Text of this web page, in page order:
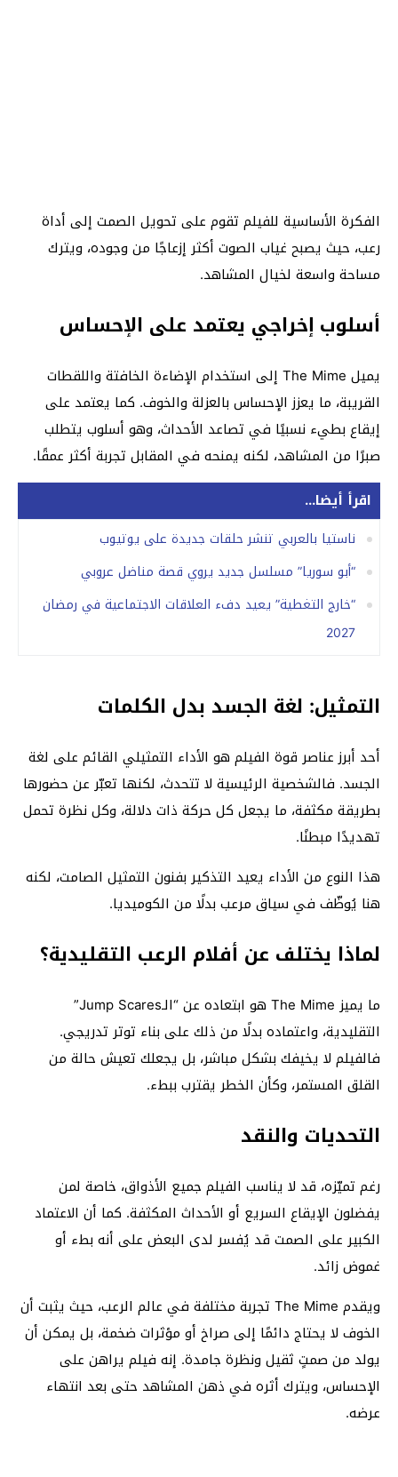
الفكرة الأساسية للفيلم تقوم على تحويل الصمت إلى أداة
رعب، حيث يصبح غياب الصوت أكثر إزعاجًا من وجوده، ويترك
مساحة واسعة لخيال المشاهد.
أسلوب إخراجي يعتمد على الإحساس
يميل The Mime إلى استخدام الإضاءة الخافتة واللقطات
القريبة، ما يعزز الإحساس بالعزلة والخوف. كما يعتمد على
إيقاع بطيء نسبيًا في تصاعد الأحداث، وهو أسلوب يتطلب
صبرًا من المشاهد، لكنه يمنحه في المقابل تجربة أكثر عمقًا.
اقرأ أيضا...
ناستيا بالعربي تنشر حلقات جديدة على يوتيوب
“أبو سوريا” مسلسل جديد يروي قصة مناضل عروبي
“خارج التغطية” يعيد دفء العلاقات الاجتماعية في رمضان
2027
التمثيل: لغة الجسد بدل الكلمات
أحد أبرز عناصر قوة الفيلم هو الأداء التمثيلي القائم على لغة
الجسد. فالشخصية الرئيسية لا تتحدث، لكنها تعبّر عن حضورها
بطريقة مكثفة، ما يجعل كل حركة ذات دلالة، وكل نظرة تحمل
تهديدًا مبطنًا.
هذا النوع من الأداء يعيد التذكير بفنون التمثيل الصامت، لكنه
هنا يُوظّف في سياق مرعب بدلًا من الكوميديا.
لماذا يختلف عن أفلام الرعب التقليدية؟
ما يميز The Mime
هو ابتعاده عن “الـJump Scares”
التقليدية، واعتماده بدلًا من ذلك على بناء توتر تدريجي.
فالفيلم لا يخيفك بشكل مباشر، بل يجعلك تعيش حالة من
القلق المستمر، وكأن الخطر يقترب ببطء.
التحديات والنقد
رغم تميّزه، قد لا يناسب الفيلم جميع الأذواق، خاصة لمن
يفضلون الإيقاع السريع أو الأحداث المكثفة. كما أن الاعتماد
الكبير على الصمت قد يُفسر لدى البعض على أنه بطء أو
غموض زائد.
ويقدم The Mime تجربة مختلفة في عالم الرعب، حيث يثبت أن
الخوف لا يحتاج دائمًا إلى صراخ أو مؤثرات ضخمة، بل يمكن أن
يولد من صمتٍ ثقيل ونظرة جامدة. إنه فيلم يراهن على
الإحساس، ويترك أثره في ذهن المشاهد حتى بعد انتهاء
عرضه.